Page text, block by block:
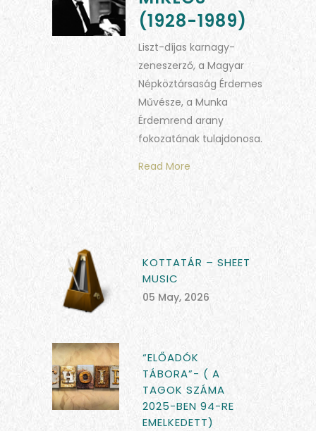
(1928-1989)
Liszt-díjas karnagy-
zeneszerző, a Magyar
Népköztársaság Érdemes
Művésze, a Munka
Érdemrend arany
fokozatának tulajdonosa.
Read More
KOTTATÁR – SHEET
MUSIC
05 May, 2026
“ELŐADÓK
TÁBORA”- ( A
TAGOK SZÁMA
2025-BEN 94-RE
EMELKEDETT)